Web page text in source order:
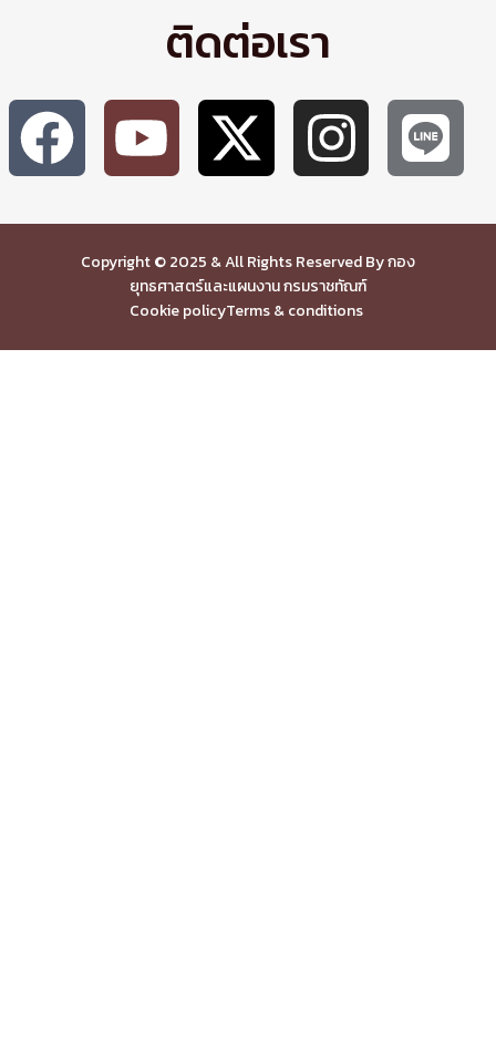
ติดต่อเรา
Copyright © 2025 & All Rights Reserved By กอง
ยุทธศาสตร์และแผนงาน กรมราชทัณฑ์
Cookie policyTerms & conditions